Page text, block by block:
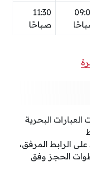
11:30
صباحًا
البحرية
الرابط المرفق،
الحجز وفق